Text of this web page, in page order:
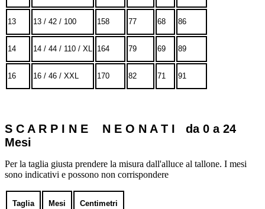
13 13 / 42 / 100 158 77 68 86
14 14 / 44 / 110 / XL 164 79 69 89
16 16 / 46 / XXL 170 82 71 91
S C A R P I N E N E O N A T I da 0 a 24
Mesi
Per la taglia giusta prendere la misura dall'alluce al tallone. I mesi
sono indicativi e possono non corrispondere
Taglia Mesi Centimetri